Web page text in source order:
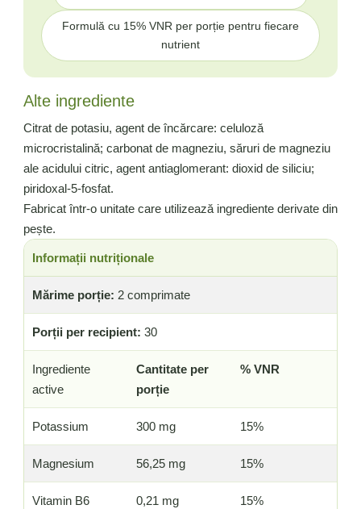
Informații nutriționale
Mărime porție: 2 comprimate
Porții per recipient: 30
Ingrediente
active
Cantitate per
porție
% VNR
Potassium 300 mg 15%
Magnesium 56,25 mg 15%
Vitamin B6 0,21 mg 15%
Formulă cu 15% VNR per porție pentru fiecare
nutrient
Alte ingrediente
Citrat de potasiu, agent de încărcare: celuloză
microcristalină; carbonat de magneziu, săruri de magneziu
ale acidului citric, agent antiaglomerant: dioxid de siliciu;
piridoxal-5-fosfat.
Fabricat într-o unitate care utilizează ingrediente derivate din
pește.